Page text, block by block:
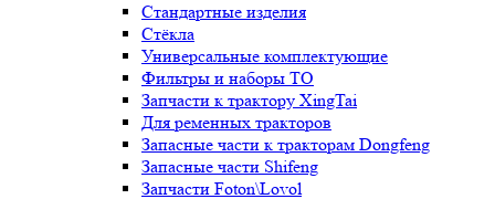
Стандартные изделия
Стёкла
Универсальные комплектующие
Фильтры и наборы ТО
Запчасти к трактору XingTai
Для ременных тракторов
Запасные части к тракторам Dongfeng
Запасные части Shifeng
Запчасти Foton\Lovol